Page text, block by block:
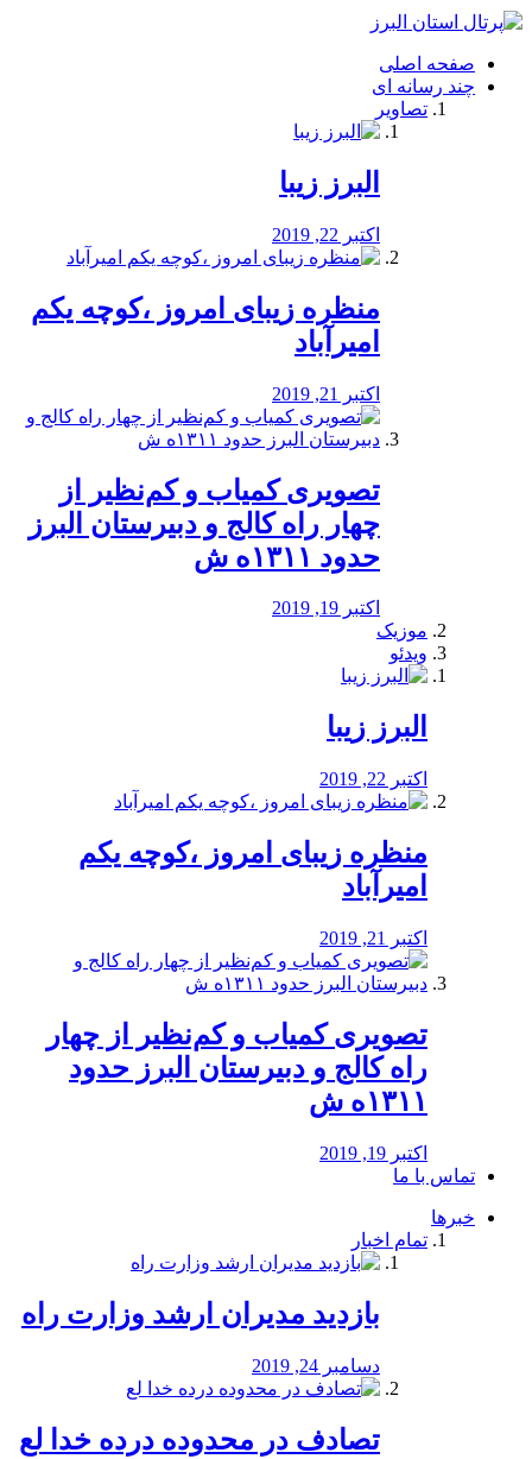
فصد
شرق
تهران
خشکشویی
صفحه اصلی
چند رسانه ای
تصاویر
البرز زیبا
اکتبر 22, 2019
منظره‌‌ زیبای امروز ،کوچه یکم
امیرآباد
اکتبر 21, 2019
️تصویری کمیاب و کم‌نظیر از
چهار راه كالج و دبيرستان البرز
حدود ۱۳۱۱ه ش
اکتبر 19, 2019
موزیک
ویدئو
البرز زیبا
اکتبر 22, 2019
منظره‌‌ زیبای امروز ،کوچه یکم
امیرآباد
اکتبر 21, 2019
️تصویری کمیاب و کم‌نظیر از چهار
راه كالج و دبيرستان البرز حدود
۱۳۱۱ه ش
اکتبر 19, 2019
تماس با ما
خبرها
تمام اخبار
بازدید مدیران ارشد وزارت راه
دسامبر 24, 2019
تصادف در محدوده درده خدا لع